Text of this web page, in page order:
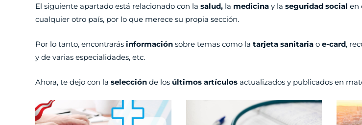
El siguiente apartado está relacionado con la salud, la medicina y la seguridad social en
cualquier otro país, por lo que merece su propia sección.
Por lo tanto, encontrarás información sobre temas como la tarjeta sanitaria o e-card,
y de varias especialidades, etc.
Ahora, te dejo con la selección de los últimos artículos actualizados y publicados en